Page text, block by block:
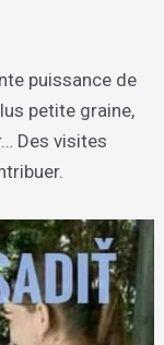
puissance de
petite graine,
Des visites